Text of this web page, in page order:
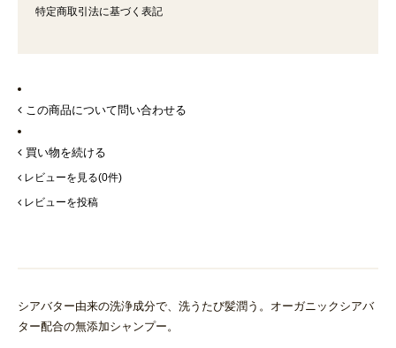
特定商取引法に基づく表記
この商品について問い合わせる
買い物を続ける
レビューを見る(0件)
レビューを投稿
シアバター由来の洗浄成分で、洗うたび髪潤う。オーガニックシアバ
ター配合の無添加シャンプー。